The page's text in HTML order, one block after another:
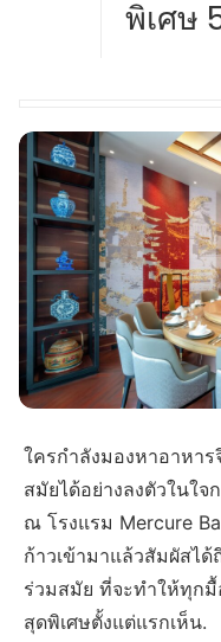
พิเศษ
ใครกำลังมองหาอาหา
สมัยได้อย่างลงตัวในใจ
ณ โรงแรม Mercure
ก้าวเข้ามาแล้วสัมผัสไ
ร่วมสมัย ที่จะทำให้ทุก
สุดพิเศษตั้งแต่แรกเห็น.